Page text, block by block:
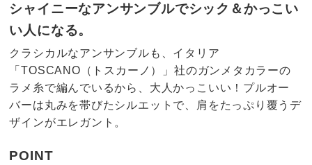
シャイニーなアンサンブルでシック＆かっこい
い人になる。
クラシカルなアンサンブルも、イタリア
「TOSCANO（トスカーノ）」社のガンメタカラーの
ラメ糸で編んでいるから、大人かっこいい！プルオー
バーは丸みを帯びたシルエットで、肩をたっぷり覆うデ
ザインがエレガント。
POINT